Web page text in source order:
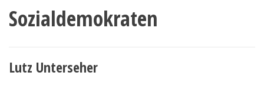
Sozialdemokraten
Lutz Unterseher